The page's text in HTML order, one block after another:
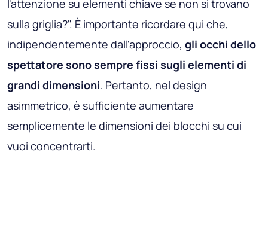
l'attenzione su elementi chiave se non si trovano
sulla griglia?". È importante ricordare qui che,
indipendentemente dall'approccio, gli occhi dello
spettatore sono sempre fissi sugli elementi di
grandi dimensioni. Pertanto, nel design
asimmetrico, è sufficiente aumentare
semplicemente le dimensioni dei blocchi su cui
vuoi concentrarti.